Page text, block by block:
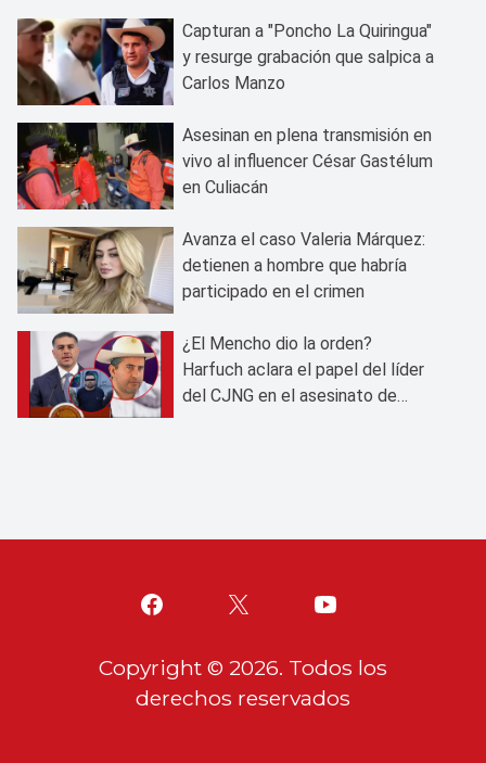
Capturan a "Poncho La Quiringua"
y resurge grabación que salpica a
Carlos Manzo
Asesinan en plena transmisión en
vivo al influencer César Gastélum
en Culiacán
Avanza el caso Valeria Márquez:
detienen a hombre que habría
participado en el crimen
¿El Mencho dio la orden?
Harfuch aclara el papel del líder
del CJNG en el asesinato de
Copyright © 2026. Todos los
derechos reservados